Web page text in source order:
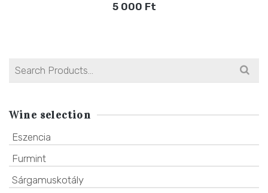
5 000 Ft
Search
Wine selection
Eszencia
Furmint
Sárgamuskotály